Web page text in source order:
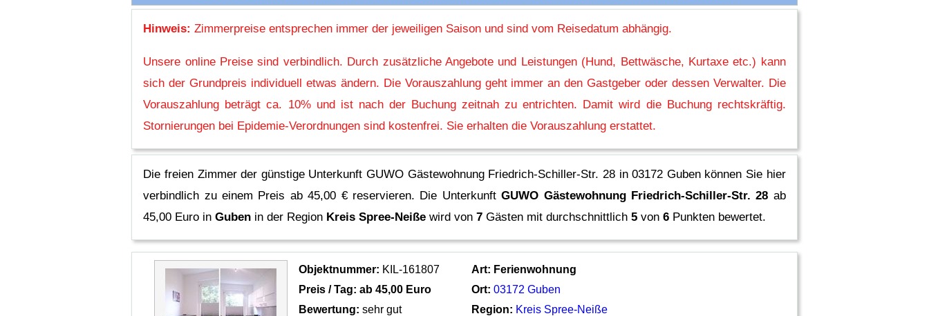
Hinweis: Zimmerpreise entsprechen immer der jeweiligen Saison und sind vom Reisedatum abhängig.
Unsere online Preise sind verbindlich. Durch zusätzliche Angebote und Leistungen (Hund, Bettwäsche, Kurtaxe etc.) kann
sich der Grundpreis individuell etwas ändern. Die Vorauszahlung geht immer an den Gastgeber oder dessen Verwalter. Die
Vorauszahlung beträgt ca. 10% und ist nach der Buchung zeitnah zu entrichten. Damit wird die Buchung rechtskräftig.
Stornierungen bei Epidemie-Verordnungen sind kostenfrei. Sie erhalten die Vorauszahlung erstattet.
Die freien Zimmer der günstige Unterkunft GUWO Gästewohnung Friedrich-Schiller-Str. 28 in 03172 Guben können Sie hier
verbindlich zu einem Preis ab 45,00 € reservieren. Die UnterkunftGUWO Gästewohnung Friedrich-Schiller-Str. 28 ab
45,00 Euro inGuben in der Region Kreis Spree-Neiße wird von7 Gästen mit durchschnittlich5 von6 Punkten bewertet.
Objektnummer: KIL-161807
Preis / Tag: ab 45,00 Euro
Bewertung: sehr gut
Art: Ferienwohnung
Ort: 03172 Guben
Region: Kreis Spree-Neiße